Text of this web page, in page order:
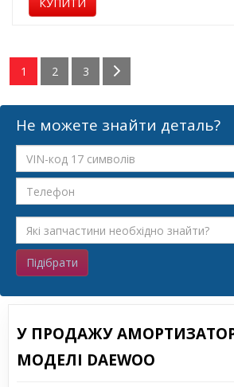
1 2 3
Не можете знайти деталь?
Підібрати
У ПРОДАЖУ
МОДЕЛІ DAEWOO